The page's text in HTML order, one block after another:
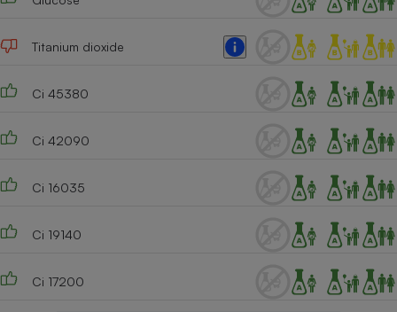
Titanium dioxide
Ci 45380
Ci 42090
Ci 16035
Ci 19140
Ci 17200